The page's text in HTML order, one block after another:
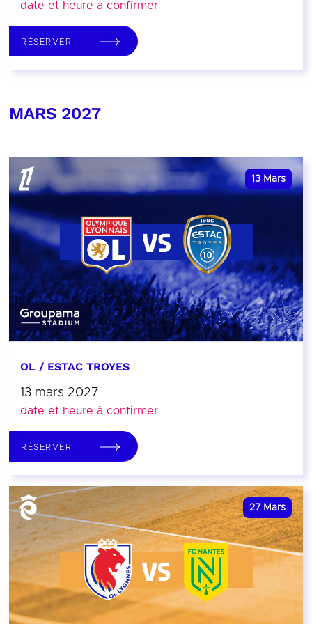
date et heure à confirmer
RÉSERVER
MARS 2027
13 Mars
OL / ESTAC TROYES
13 mars 2027
date et heure à confirmer
RÉSERVER
27 Mars